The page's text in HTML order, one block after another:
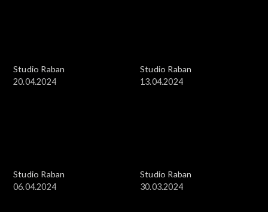
Studio Raban
20.04.2024
Studio Raban
13.04.2024
Studio Raban
06.04.2024
Studio Raban
30.03.2024